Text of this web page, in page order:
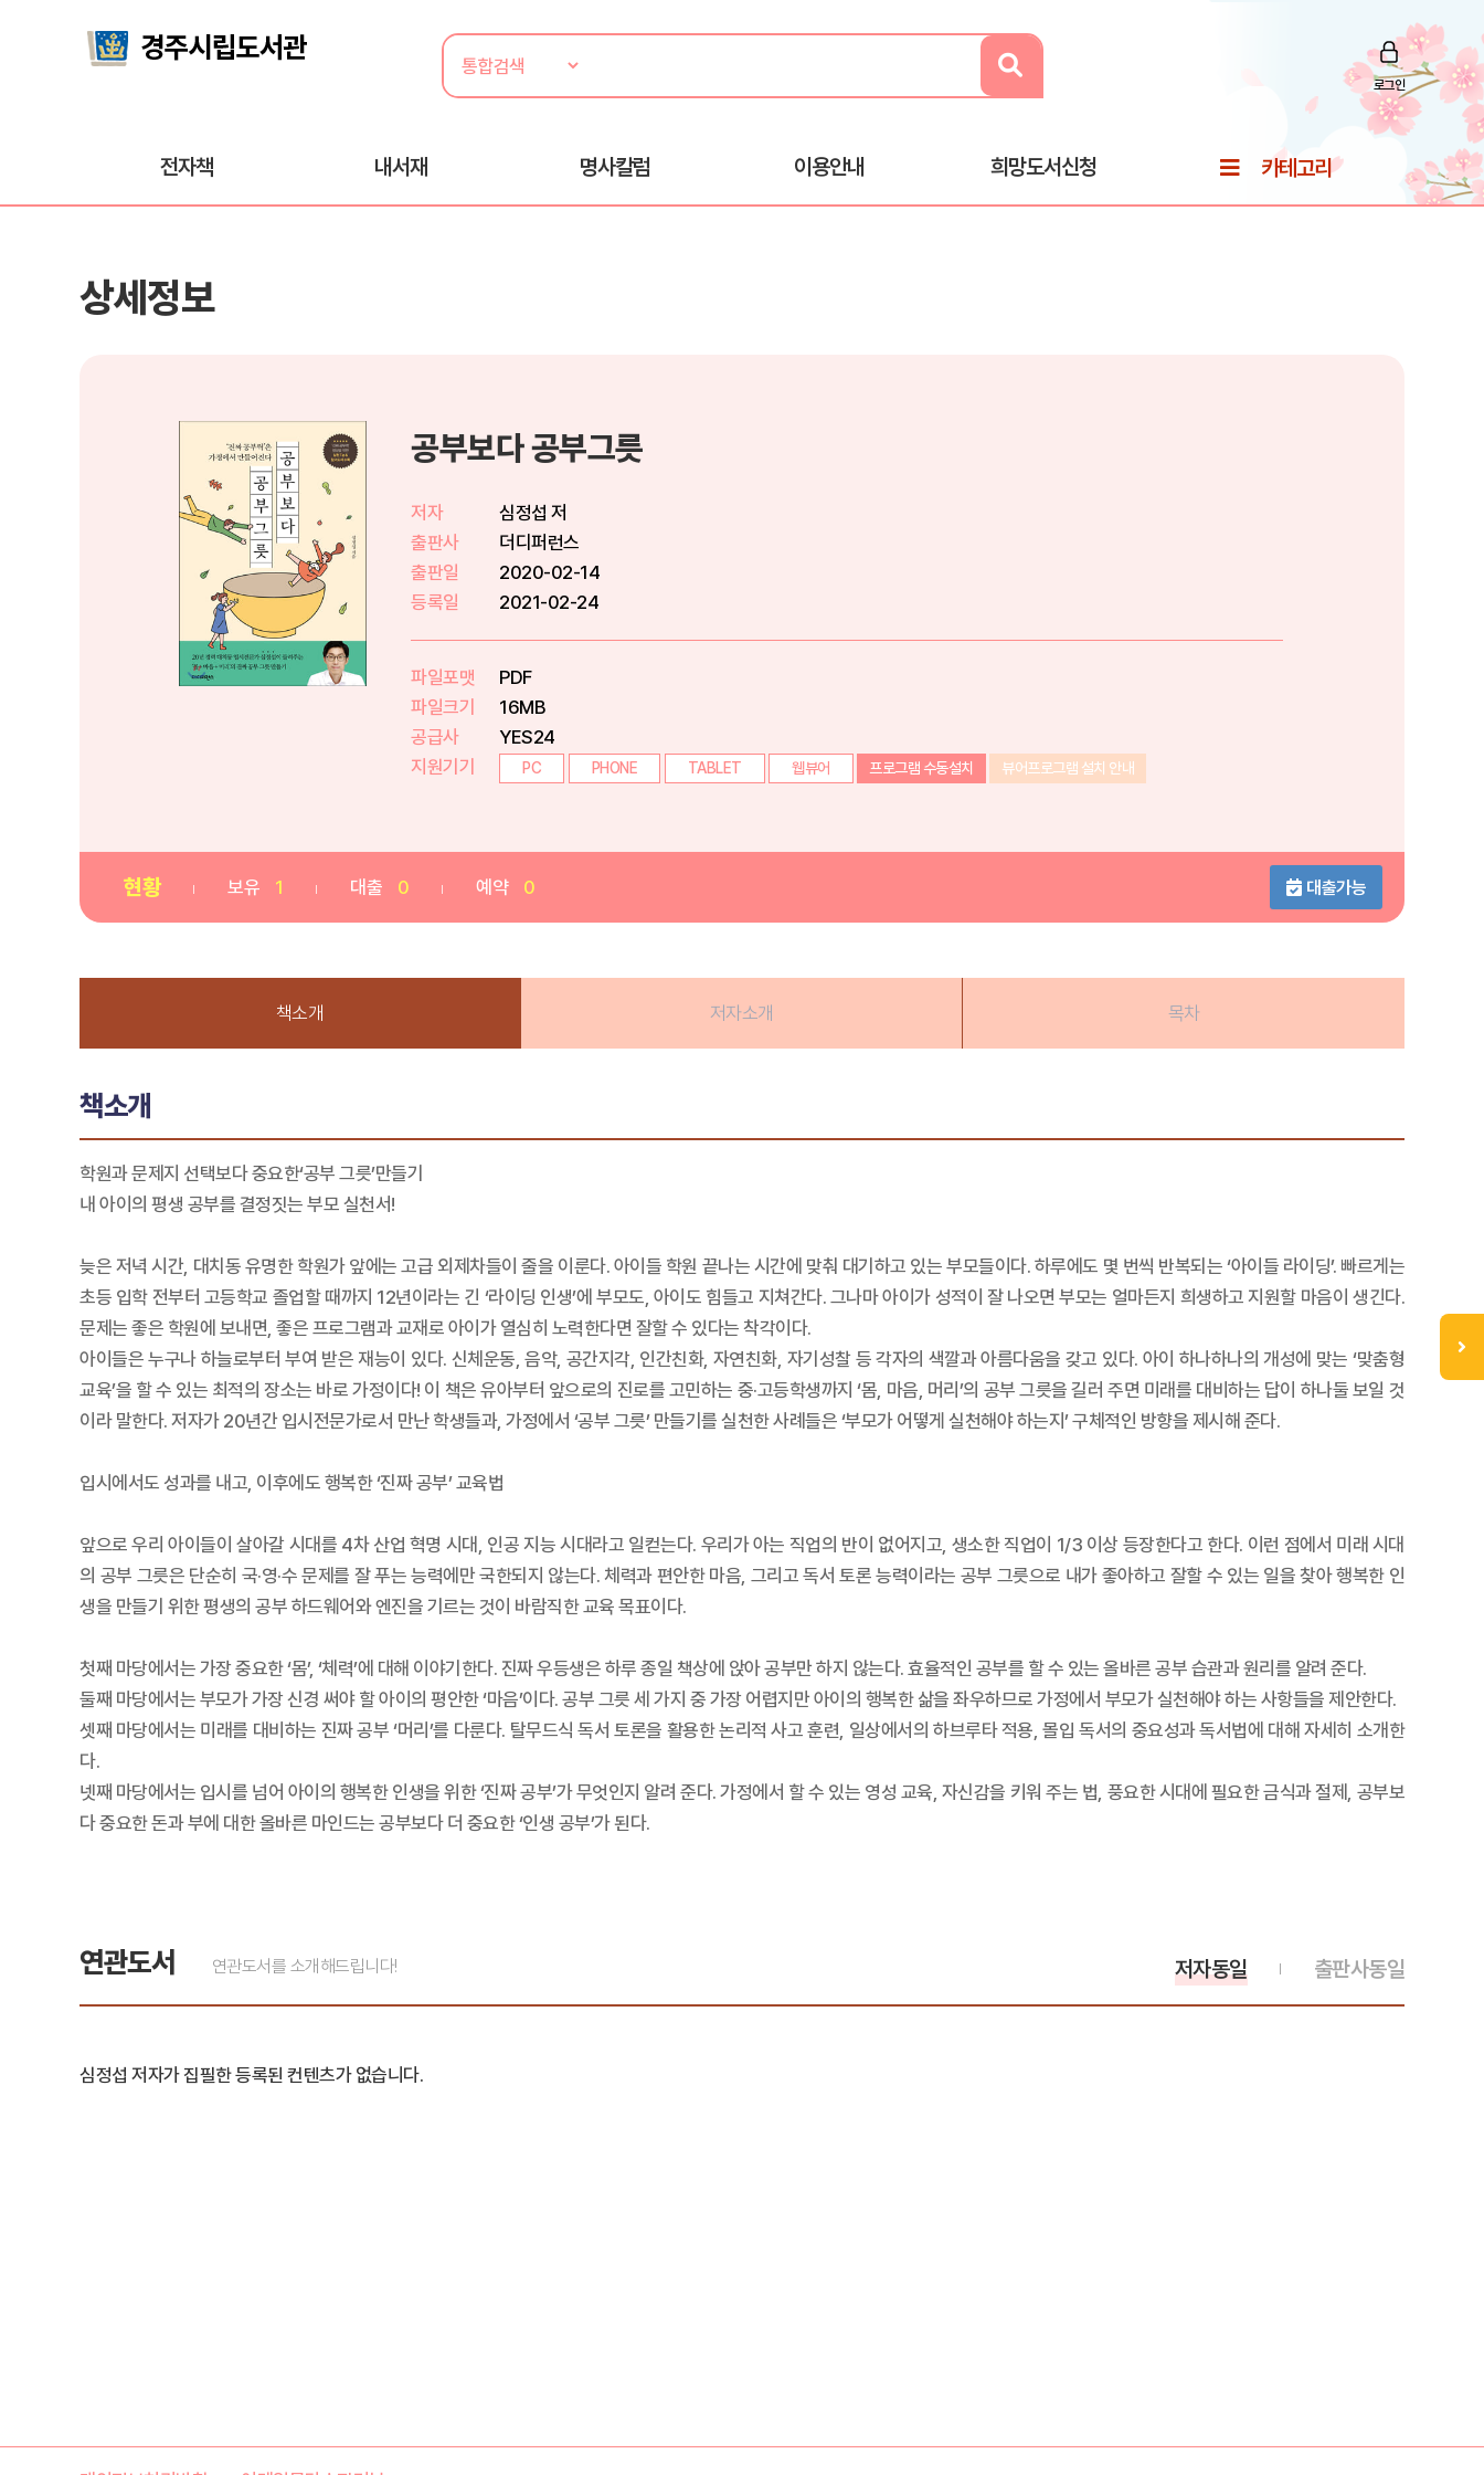
로그인
전자책 내서재 명사칼럼 이용안내 희망도서신청 카테고리
상세정보
공부보다 공부그릇
저자
심정섭 저
출판사
더디퍼런스
출판일
2020-02-14
등록일
2021-02-24
파일포맷
PDF
파일크기
16MB
공급사
YES24
지원기기
PC PHONE TABLET 웹뷰어 프로그램 수동설치 뷰어프로그램 설치 안내
현황 보유 1 대출 0 예약 0 대출가능
책소개 저자소개 목차
책소개
학원과 문제지 선택보다 중요한‘공부 그릇’만들기
내 아이의 평생 공부를 결정짓는 부모 실천서!
늦은 저녁 시간, 대치동 유명한 학원가 앞에는 고급 외제차들이 줄을 이룬다. 아이들 학원 끝나는 시간에 맞춰 대기하고 있는 부모들이다. 하루에도 몇 번씩 반복되는 ‘아이들 라이딩’. 빠르게는
초등 입학 전부터 고등학교 졸업할 때까지 12년이라는 긴 ‘라이딩 인생’에 부모도, 아이도 힘들고 지쳐간다. 그나마 아이가 성적이 잘 나오면 부모는 얼마든지 희생하고 지원할 마음이 생긴다.
문제는 좋은 학원에 보내면, 좋은 프로그램과 교재로 아이가 열심히 노력한다면 잘할 수 있다는 착각이다.
아이들은 누구나 하늘로부터 부여 받은 재능이 있다. 신체운동, 음악, 공간지각, 인간친화, 자연친화, 자기성찰 등 각자의 색깔과 아름다움을 갖고 있다. 아이 하나하나의 개성에 맞는 ‘맞춤형
교육’을 할 수 있는 최적의 장소는 바로 가정이다! 이 책은 유아부터 앞으로의 진로를 고민하는 중·고등학생까지 ‘몸, 마음, 머리’의 공부 그릇을 길러 주면 미래를 대비하는 답이 하나둘 보일 것
이라 말한다. 저자가 20년간 입시전문가로서 만난 학생들과, 가정에서 ‘공부 그릇’ 만들기를 실천한 사례들은 ‘부모가 어떻게 실천해야 하는지’ 구체적인 방향을 제시해 준다.
입시에서도 성과를 내고, 이후에도 행복한 ‘진짜 공부’ 교육법
앞으로 우리 아이들이 살아갈 시대를 4차 산업 혁명 시대, 인공 지능 시대라고 일컫는다. 우리가 아는 직업의 반이 없어지고, 생소한 직업이 1/3 이상 등장한다고 한다. 이런 점에서 미래 시대
의 공부 그릇은 단순히 국·영·수 문제를 잘 푸는 능력에만 국한되지 않는다. 체력과 편안한 마음, 그리고 독서 토론 능력이라는 공부 그릇으로 내가 좋아하고 잘할 수 있는 일을 찾아 행복한 인
생을 만들기 위한 평생의 공부 하드웨어와 엔진을 기르는 것이 바람직한 교육 목표이다.
첫째 마당에서는 가장 중요한 ‘몸’, ‘체력’에 대해 이야기한다. 진짜 우등생은 하루 종일 책상에 앉아 공부만 하지 않는다. 효율적인 공부를 할 수 있는 올바른 공부 습관과 원리를 알려 준다.
둘째 마당에서는 부모가 가장 신경 써야 할 아이의 평안한 ‘마음’이다. 공부 그릇 세 가지 중 가장 어렵지만 아이의 행복한 삶을 좌우하므로 가정에서 부모가 실천해야 하는 사항들을 제안한다.
셋째 마당에서는 미래를 대비하는 진짜 공부 ‘머리’를 다룬다. 탈무드식 독서 토론을 활용한 논리적 사고 훈련, 일상에서의 하브루타 적용, 몰입 독서의 중요성과 독서법에 대해 자세히 소개한
다.
넷째 마당에서는 입시를 넘어 아이의 행복한 인생을 위한 ‘진짜 공부’가 무엇인지 알려 준다. 가정에서 할 수 있는 영성 교육, 자신감을 키워 주는 법, 풍요한 시대에 필요한 금식과 절제, 공부보
다 중요한 돈과 부에 대한 올바른 마인드는 공부보다 더 중요한 ‘인생 공부’가 된다.
연관도서 연관도서를 소개해드립니다! 출판사동일
저자동일
심정섭 저자가 집필한 등록된 컨텐츠가 없습니다.